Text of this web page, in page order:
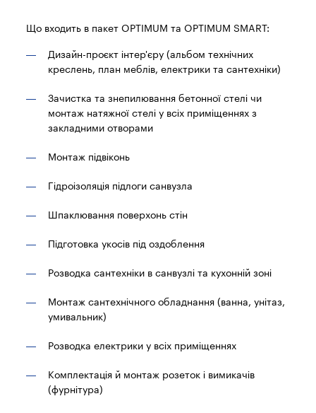
Що входить в пакет OPTIMUM та OPTIMUM SMART:
Дизайн-проєкт інтер'єру (альбом технічних
креслень, план меблів, електрики та сантехніки)
Зачистка та знепилювання бетонної стелі чи
монтаж натяжної стелі у всіх приміщеннях з
закладними отворами
Монтаж підвіконь
Гідроізоляція підлоги санвузла
Шпаклювання поверхонь стін
Підготовка укосів під оздоблення
Розводка сантехніки в санвузлі та кухонній зоні
Монтаж сантехнічного обладнання (ванна, унітаз,
умивальник)
Розводка електрики у всіх приміщеннях
Комплектація й монтаж розеток і вимикачів
(фурнітура)